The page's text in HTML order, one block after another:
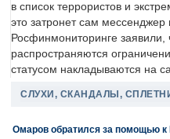
в список террористов и
это затронет сам мессенджер
Росфинмониторинге заявили,
распространяются
статусом накладываются на
СЛУХИ, СКАНДАЛЫ,
Омаров обратился за помощью к